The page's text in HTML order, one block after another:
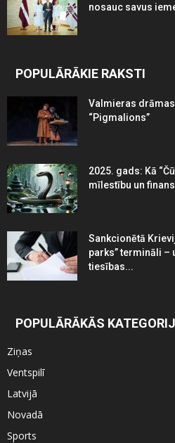
nosauc savus
POPULĀRĀKIE RAKSTI
Valmieras
“Pigmalions”
2025. gads: Kā
mīlestību un
Sankcionētā
parks” termināli –
tiesības...
POPULĀRĀKĀS
Ziņas
Ventspilī
Latvijā
Novadā
Sports